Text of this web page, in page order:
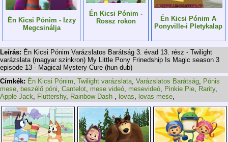
Én Kicsi Pónim - Izzy
Megcsinálja
Én Kicsi Pónim -
Rossz rokon
Én Kicsi Pónim A
Ponyville-i Pletykalap
Leírás: Én Kicsi Pónim Varázslatos Barátság 3. évad 13. rész - Twilight
varázslata (magyar szinkron) My Little Pony Frinedship Is Magic season 3
episode 13 - Magical Mystery Cure (hun dub)
Címkék: Én Kicsi Pónim, Twilight varázslata, Varázslatos Barátság, Pónis
mese, beszélő póni, Cantelot, mese videó, mesevideó, Pinkie Pie, Rarity,
Apple Jack, Fluttershy, Rainbow Dash , lovas, lovas mese,